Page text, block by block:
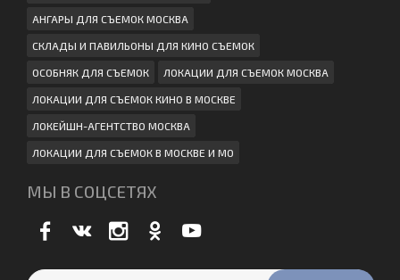
АНГАРЫ ДЛЯ СЪЕМОК МОСКВА
СКЛАДЫ И ПАВИЛЬОНЫ ДЛЯ КИНО СЪЕМОК
ОСОБНЯК ДЛЯ СЪЕМОК ЛОКАЦИИ ДЛЯ СЪЕМОК МОСКВА
ЛОКАЦИИ ДЛЯ СЪЕМОК КИНО В МОСКВЕ
ЛОКЕЙШН-АГЕНТСТВО МОСКВА
ЛОКАЦИИ ДЛЯ СЪЕМОК В МОСКВЕ И МО
МЫ В СОЦСЕТЯХ